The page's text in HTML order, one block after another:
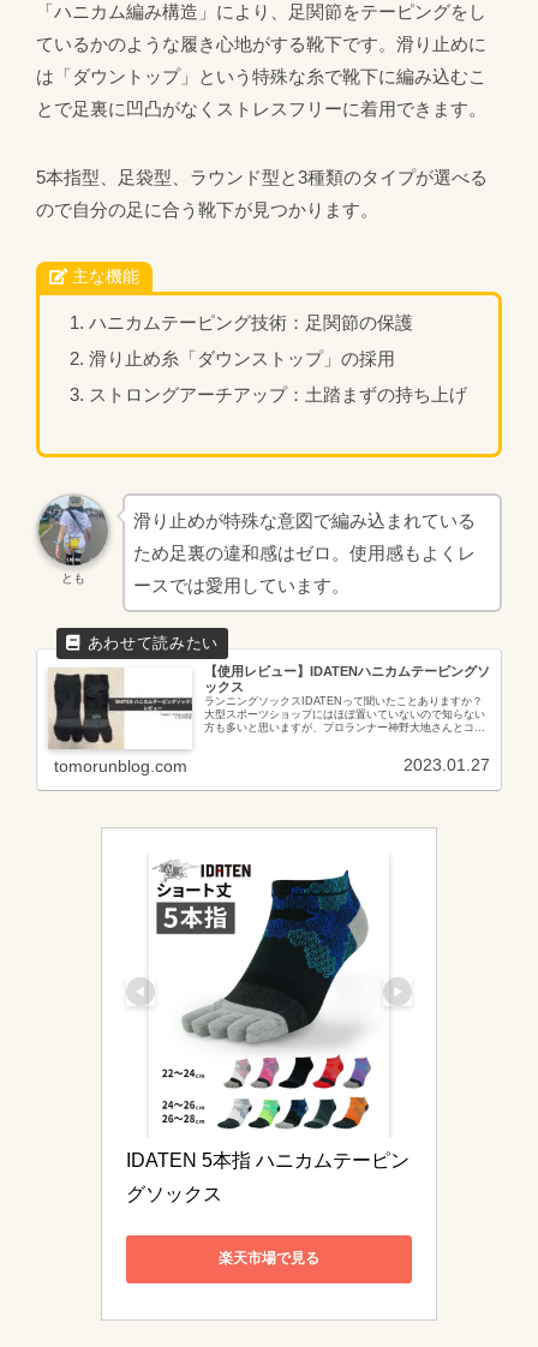
「ハニカム編み構造」により、足関節をテーピングをし
ているかのような履き心地がする靴下です。滑り止めに
は「ダウントップ」という特殊な糸で靴下に編み込むこ
とで足裏に凹凸がなくストレスフリーに着用できます。
5本指型、足袋型、ラウンド型と3種類のタイプが選べる
ので自分の足に合う靴下が見つかります。
主な機能
ハニカムテーピング技術：足関節の保護
滑り止め糸「ダウンストップ」の採用
ストロングアーチアップ：土踏まずの持ち上げ
とも
滑り止めが特殊な意図で編み込まれている
ため足裏の違和感はゼロ。使用感もよくレ
ースでは愛用しています。
【使用レビュー】IDATENハニカムテーピングソ
ックス
ランニングソックスIDATENって聞いたことありますか？
大型スポーツショップにはほぼ置いていないので知らない
方も多いと思いますが、プロランナー神野大地さんとコラ
tomorunblog.com 2023.01.27
IDATEN 5本指 ハニカムテーピン
グソックス
楽天市場で見る